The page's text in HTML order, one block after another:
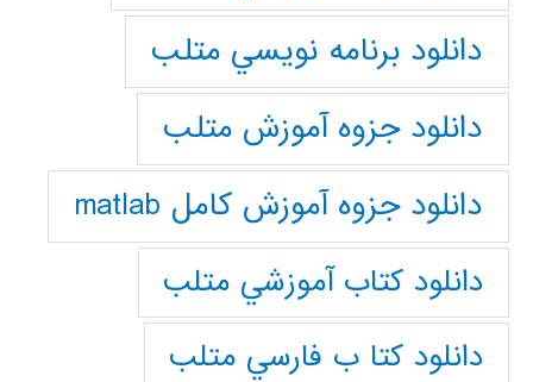
دانلود برنامه نويسي متلب
دانلود جزوه آموزش متلب
دانلود جزوه آموزش کامل matlab
دانلود كتاب آموزشي متلب
دانلود كتا ب فارسي متلب